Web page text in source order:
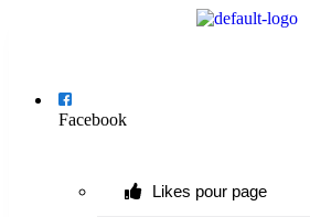
Facebook
Likes pour page